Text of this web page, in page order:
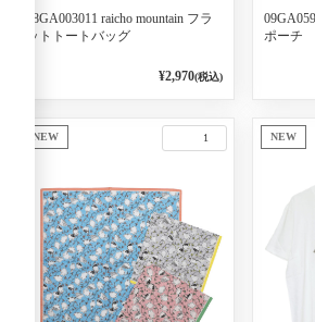
08GA003011 raicho mountain フラ
ットトートバッグ
¥2,970(税込)
ポーチ
NEW 1 NEW